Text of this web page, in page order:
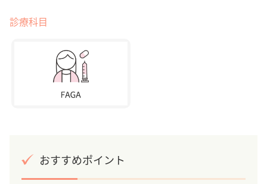
診療科目
おすすめポイント